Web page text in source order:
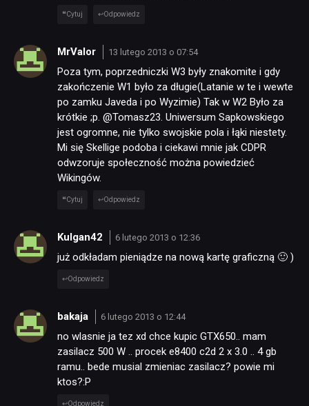
Cytuj Odpowiedz
MrValor 13 lutego 2013 o 07:54
Poza tym, poprzedniczki W3 były znakomite i gdy
zakończenie W1 było za długie(Latanie w te i wewte
po zamku Javeda i po Wyzimie) Tak w W2 Było za
krótkie ;p. @Tomasz23. Uniwersum Sapkowskiego
jest ogromne, nie tylko swojskie pola i łąki niestety.
Mi się Skellige podoba i ciekawi mnie jak CDPR
odwzoruje społeczność można powiedzieć
Wikingów.
Cytuj Odpowiedz
Kulgan42 6 lutego 2013 o 12:36
już odkładam pieniądze na nową kartę graficzną 🙂 )
Odpowiedz
bakaja 6 lutego 2013 o 12:44
no wlasnie ja tez xd chce kupic GTX650.. mam
zasilacz 500 W .. procek e8400 c2d 2 x 3.0 .. 4 gb
ramu.. bede musial zmieniac zasilacz? powie mi
ktos?:P
Odpowiedz